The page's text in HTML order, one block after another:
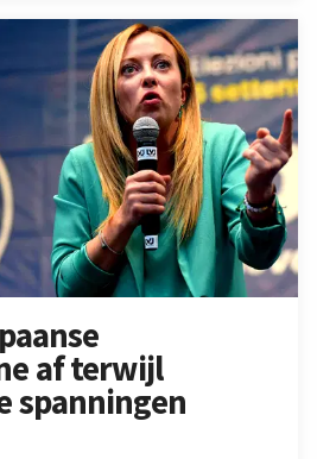
af terwijl
spanningen